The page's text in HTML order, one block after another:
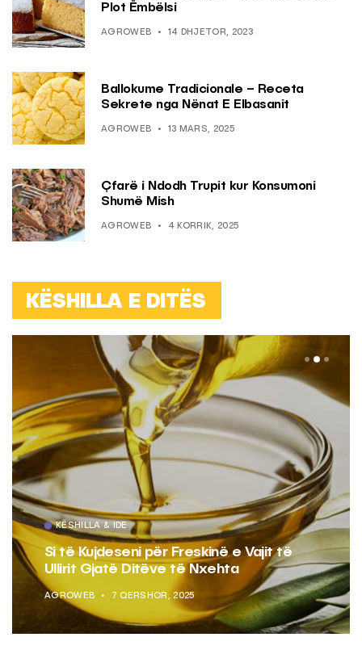
Plot Ëmbëlsi
AGROWEB 14 DHJETOR, 2023
Ballokume Tradicionale – Receta
Sekrete nga Nënat E Elbasanit
AGROWEB 13 MARS, 2025
Çfarë i Ndodh Trupit kur Konsumoni
Shumë Mish
AGROWEB 4 KORRIK, 2025
KËSHILLA E DITËS
KËSHILLA & IDE
Si të Kujdeseni për Freskinë e Vajit të
Ullirit Gjatë Ditëve të Nxehta
AGROWEB 7 QERSHOR, 2025